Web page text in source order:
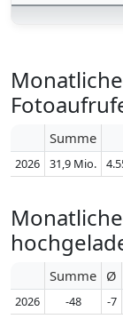
Summe
2026 31,9 Mio.
Summe Ø
2026 -48 -7